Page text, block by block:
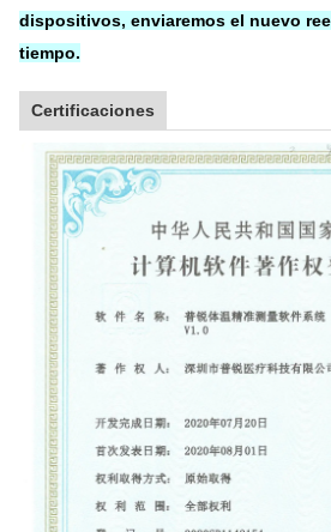
dispositivos, enviaremos el nuevo
tiempo.
Certificaciones